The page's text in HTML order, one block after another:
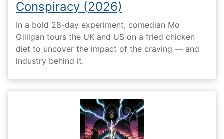
Conspiracy (2026)
In a bold 28-day experiment, comedian Mo
Gilligan tours the UK and US on a fried chicken
diet to uncover the impact of the craving — and
industry behind it.